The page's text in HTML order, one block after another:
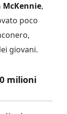
McKennie,
poco
giovani.
milioni